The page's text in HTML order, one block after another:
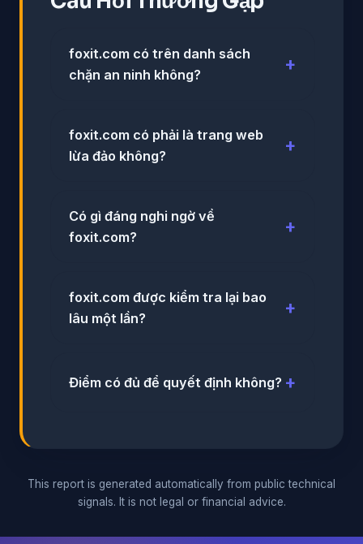
foxit.com có trên danh sách
chặn an ninh không?
foxit.com có phải là trang web
lừa đảo không?
Có gì đáng nghi ngờ về
foxit.com?
foxit.com được kiểm tra lại bao
lâu một lần?
Điểm có đủ để quyết định không?
This report is generated automatically from public technical
signals. It is not legal or financial advice.